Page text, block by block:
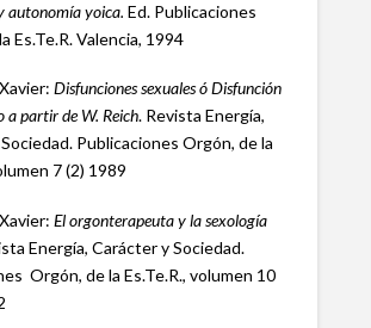
autonomía yoica. Ed. Publicaciones
Es.Te.R. Valencia, 1994
Disfunciones sexuales ó Disfunción
a partir de W. Reich. Revista Energía,
Publicaciones Orgón, de la
7 (2) 1989
El orgonterapeuta y la sexología
Energía, Carácter y Sociedad.
Orgón, de la Es.Te.R., volumen 10